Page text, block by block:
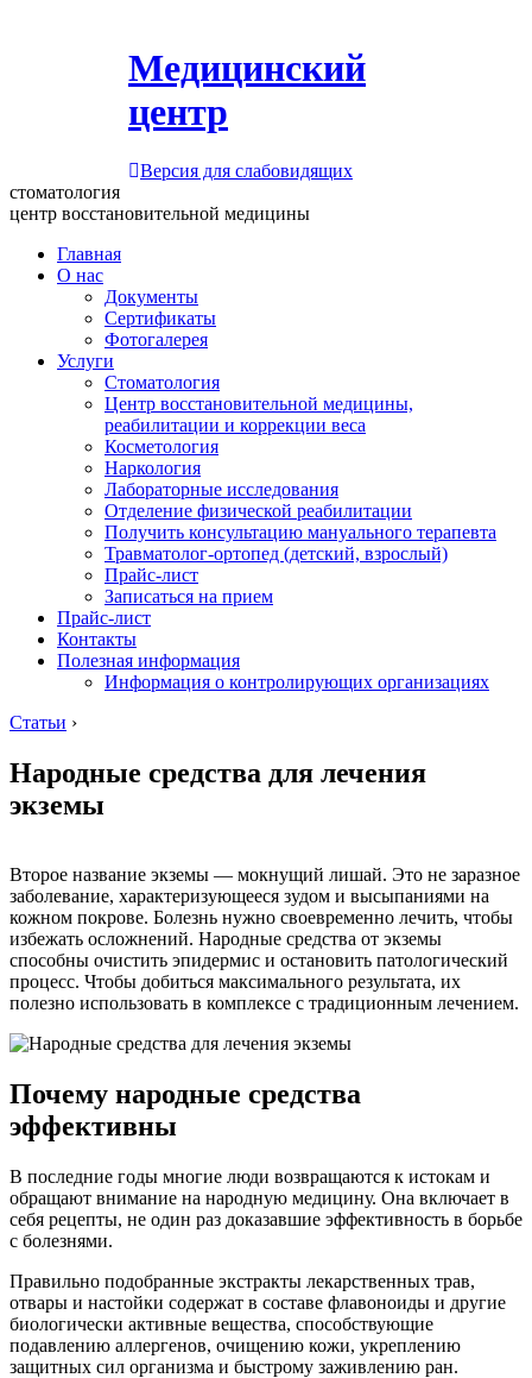
Медицинский
центр
Версия для слабовидящих
стоматология
центр восстановительной медицины
Главная
О нас
Документы
Сертификаты
Фотогалерея
Услуги
Стоматология
Центр восстановительной медицины,
реабилитации и коррекции веса
Косметология
Наркология
Лабораторные исследования
Отделение физической реабилитации
Получить консультацию мануального терапевта
Травматолог-ортопед (детский, взрослый)
Прайс-лист
Записаться на прием
Прайс-лист
Контакты
Полезная информация
Информация о контролирующих организациях
Статьи ›
Народные средства для лечения
экземы
Второе название экземы — мокнущий лишай. Это не заразное
заболевание, характеризующееся зудом и высыпаниями на
кожном покрове. Болезнь нужно своевременно лечить, чтобы
избежать осложнений. Народные средства от экземы
способны очистить эпидермис и остановить патологический
процесс. Чтобы добиться максимального результата, их
полезно использовать в комплексе с традиционным лечением.
Почему народные средства
эффективны
В последние годы многие люди возвращаются к истокам и
обращают внимание на народную медицину. Она включает в
себя рецепты, не один раз доказавшие эффективность в борьбе
с болезнями.
Правильно подобранные экстракты лекарственных трав,
отвары и настойки содержат в составе флавоноиды и другие
биологически активные вещества, способствующие
подавлению аллергенов, очищению кожи, укреплению
защитных сил организма и быстрому заживлению ран.